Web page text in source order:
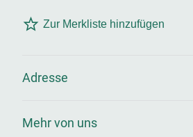
Zur Merkliste hinzufügen
Adresse
Mehr von uns